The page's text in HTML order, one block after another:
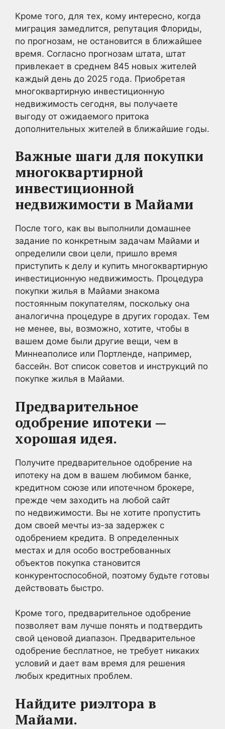
Кроме того, для тех, кому интересно, когда
миграция замедлится, репутация Флориды,
по прогнозам, не остановится в ближайшее
время. Согласно прогнозам штата, штат
привлекает в среднем 845 новых жителей
каждый день до 2025 года. Приобретая
многоквартирную инвестиционную
недвижимость сегодня, вы получаете
выгоду от ожидаемого притока
дополнительных жителей в ближайшие годы.
Важные шаги для покупки
многоквартирной
инвестиционной
недвижимости в Майами
После того, как вы выполнили домашнее
задание по конкретным задачам Майами и
определили свои цели, пришло время
приступить к делу и купить многоквартирную
инвестиционную недвижимость. Процедура
покупки жилья в Майами знакома
постоянным покупателям, поскольку она
аналогична процедуре в других городах. Тем
не менее, вы, возможно, хотите, чтобы в
вашем доме были другие вещи, чем в
Миннеаполисе или Портленде, например,
бассейн. Вот список советов и инструкций по
покупке жилья в Майами.
Предварительное
одобрение ипотеки —
хорошая идея.
Получите предварительное одобрение на
ипотеку на дом в вашем любимом банке,
кредитном союзе или ипотечном брокере,
прежде чем заходить на любой сайт
по недвижимости. Вы не хотите пропустить
дом своей мечты из-за задержек с
одобрением кредита. В определенных
местах и для особо востребованных
объектов покупка становится
конкурентоспособной, поэтому будьте готовы
действовать быстро.
Кроме того, предварительное одобрение
позволяет вам лучше понять и подтвердить
свой ценовой диапазон. Предварительное
одобрение бесплатное, не требует никаких
условий и дает вам время для решения
любых кредитных проблем.
Найдите риэлтора в
Майами.